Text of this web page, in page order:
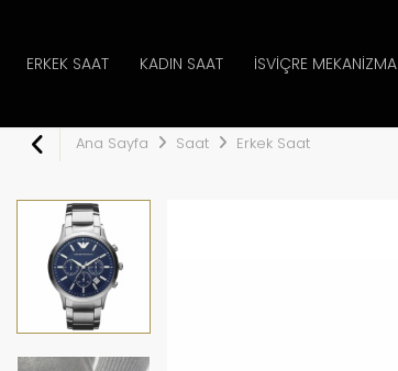
ERKEK SAAT KADIN SAAT İSVIÇRE MEKANIZMA
Ana Sayfa Saat Erkek Saat